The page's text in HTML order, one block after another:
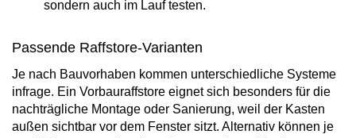
sondern auch im Lauf testen.
Passende Raffstore-Varianten
Je nach Bauvorhaben kommen unterschiedliche Systeme
infrage. Ein Vorbauraffstore eignet sich besonders für die
nachträgliche Montage oder Sanierung, weil der Kasten
außen sichtbar vor dem Fenster sitzt. Alternativ können je